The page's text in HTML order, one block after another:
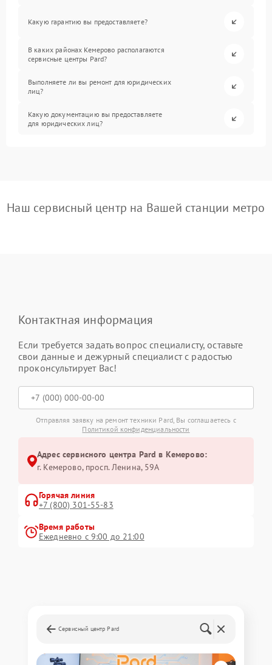
Какую гарантию вы предоставляете?
В каких районах Кемерово располагаются
сервисные центры Pard?
Выполняете ли вы ремонт для юридических
лиц?
Какую документацию вы предоставляете
для юридических лиц?
Наш сервисный центр на Вашей станции метро
Контактная информация
Если требуется задать вопрос специалисту, оставьте
свои данные и дежурный специалист с радостью
проконсультирует Вас!
Отправляя заявку на ремонт техники Pard, Вы соглашаетесь с
Политикой конфиденциальности
Адрес сервисного центра Pard в Кемерово:
г. Кемерово, просп. Ленина, 59А
Горячая линия
+7 (800) 301-55-83
Время работы
Ежедневно с 9:00 до 21:00
Сервисный центр Pard